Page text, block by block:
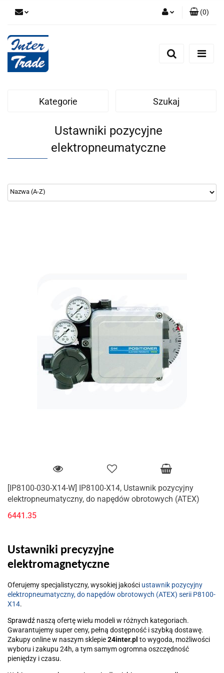
Zarejestruj się
(0)
Kategorie Szukaj
Ustawniki pozycyjne
elektropneumatyczne
[IP8100-030-X14-W] IP8100-X14, Ustawnik pozycyjny
elektropneumatyczny, do napędów obrotowych (ATEX)
6441.35
Ustawniki precyzyjne
elektromagnetyczne
Oferujemy specjalistyczny, wysokiej jakości ustawnik pozycyjny
elektropneumatyczny, do napędów obrotowych (ATEX) serii P8100-
X14.
Sprawdź naszą ofertę wielu modeli w różnych kategoriach.
Gwarantujemy super ceny, pełną dostępność i szybką dostawę.
Zakupy online w naszym sklepie24inter.pl to wygoda, możliwości
wyboru i zakupu 24h, a tym samym ogromna oszczędność
pieniędzy i czasu.